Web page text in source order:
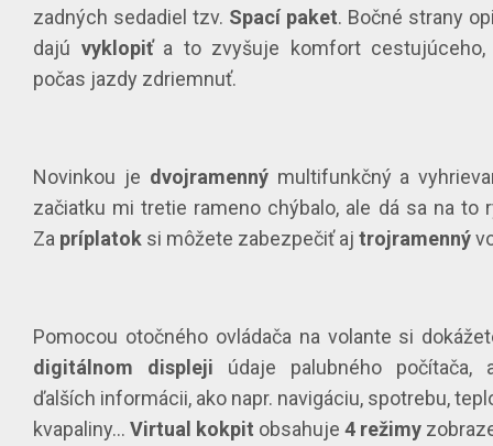
zadných sedadiel tzv. Spací paket. Bočné strany
dajú vyklopiťa to zvyšuje komfort
počas jazdy zdriemnuť.
Novinkou je dvojramennýmultifunkčný a
začiatku mi tretie rameno chýbalo, ale dá sa na to
Za príplatok si môžete zabezpečiť aj trojramenný
Pomocou otočného ovládača na volante si
digitálnom displeji údaje palubného počítača,
ďalších informácii, ako napr. navigáciu, spotrebu,
kvapaliny… Virtual kokpit obsahuje 4 režimy